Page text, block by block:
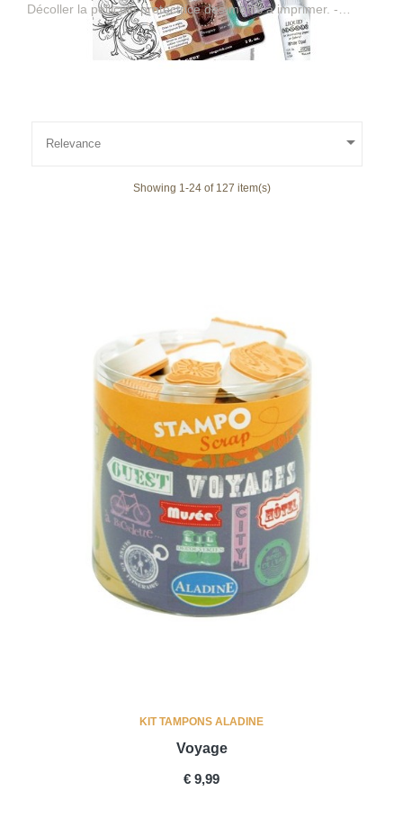
Décoller la pellicule protectrice des motifs à imprimer. -
Appliquer le ou les tampons désirés sur le support
transparent vendu séparement, - Appliquer les images
montées sur le support contre le tampon encreur en
Relevance 
Showing 1-24 of 127 item(s)
KIT TAMPONS ALADINE
Voyage
PRICE
€ 9,99